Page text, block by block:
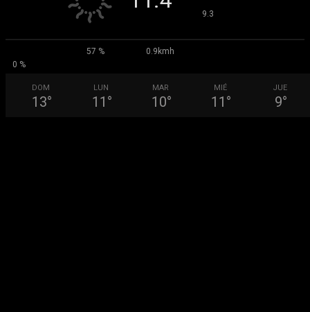
9.3
57 %
0.9kmh
0 %
DOM
13°
LUN
11 °
MAR
10°
MIÉ
11 °
JUE
9°